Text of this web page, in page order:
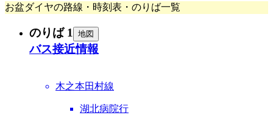
お盆ダイヤの路線・時刻表・のりば一覧
のりば 1 地図
バス接近情報
木之本田村線
湖北病院行